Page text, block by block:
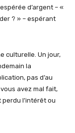
d’argent – «
? » – espérant
culturelle. Un jour,
la
pas d’au
avez mal fait,
perdu l’intérêt ou